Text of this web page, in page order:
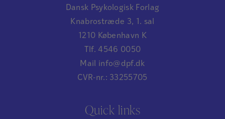
Dansk Psykologisk Forlag
Knabrostræde 3, 1. sal
1210 København K
Tlf. 4546 0050
Mail info@dpf.dk
CVR-nr.: 33255705
Quick links